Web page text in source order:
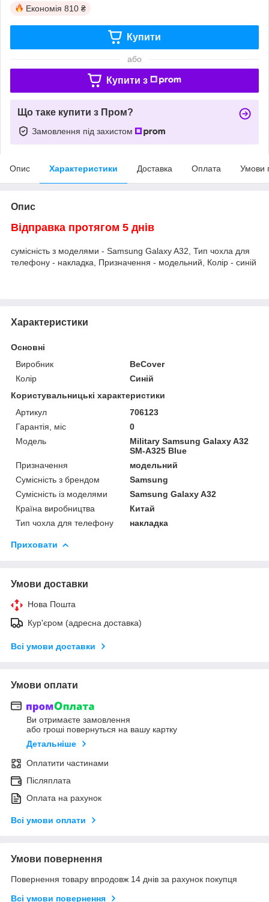
Економія 810 ₴
Купити
або
Купити з
Що таке купити з Пром?
Замовлення під захистом
Опис Характеристики Доставка Оплата Умови
Опис
Відправка протягом 5 днів
сумісність з моделями - Samsung Galaxy A32, Тип чохла для
телефону - накладка, Призначення - модельний, Колір - синій
Характеристики
Основні
Виробник
BeCover
Колір
Синій
Користувальницькі характеристики
Артикул
706123
Гарантія, міс
0
Мoдель
Military Samsung Galaxy A32
SM-A325 Blue
Призначення
модельний
Сумісність з брендом
Samsung
Сумісність із моделями
Samsung Galaxy A32
Країна виробництва
Китай
Тип чохла для телефону
накладка
Приховати
Умови доставки
Нова Пошта
Кур'єром (адресна доставка)
Всі умови доставки
Умови оплати
Ви отримаєте замовлення
або гроші повернуться на вашу картку
Детальніше
Оплатити частинами
Післяплата
Оплата на рахунок
Всі умови оплати
Умови повернення
Повернення товару впродовж 14 днів за рахунок покупця
Всі умови повернення